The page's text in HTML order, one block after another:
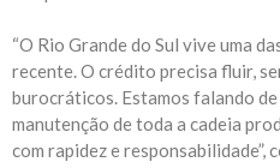
“O Rio Grande do Sul vive uma
recente. O crédito precisa fluir,
burocráticos. Estamos falando
manutenção de toda a cadeia
com rapidez e responsabilidade”,